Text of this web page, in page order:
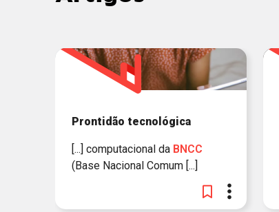
Prontidão tecnológica
[...] computacional da BNCC
(Base Nacional Comum [...]